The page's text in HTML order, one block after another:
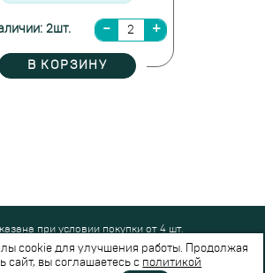
2шт.
В КОРЗИНУ
при условии покупки от 4 шт.
2024-2026,Шинный Маркет(ООО "Безопасные
шины")
cookie для улучшения работы. Продолжая
сайт, вы соглашаетесь с политикой